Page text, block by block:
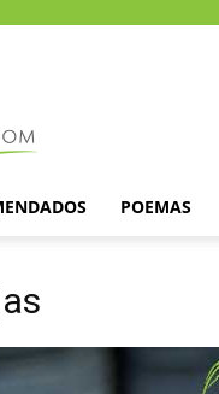
POEMAS